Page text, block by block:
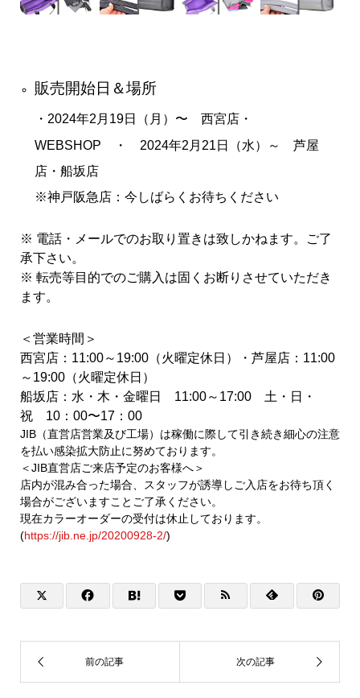
販売開始日＆場所
・2024年2 月19日（月）〜 西宮店・
WEBSHOP ・ 2024年2月21日（水）～ 芦屋
店・船坂店
※神戸阪急店：今しばらくお待ちください
※ 電話・メールでのお取り置きは致しかねます。ご了
承下さい。
※ 転売等目的でのご購入は固くお断りさせていただき
ます。
＜営業時間＞
西宮店：11:00～19:00（火曜定休日）・芦屋店：11:00
～19:00（火曜定休日）
船坂店：水・木・金曜日 11:00～17:00 土・日・
祝 10：00〜17：00
JIB（直営店営業及び工場）は稼働に際して引き続き細心の注意
を払い感染拡大防止に努めております。
＜JIB直営店ご来店予定のお客様へ＞
店内が混み合った場合、スタッフが誘導しご入店をお待ち頂く
場合がございますことご了承ください。
現在カラーオーダーの受付は休止しております。
(https://jib.ne.jp/20200928-2/)